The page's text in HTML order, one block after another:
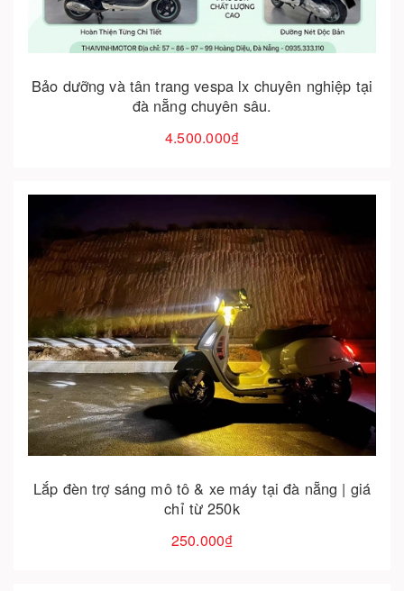
Bảo dưỡng và tân trang vespa lx chuyên nghiệp tại
đà nẵng chuyên sâu.
4.500.000₫
Lắp đèn trợ sáng mô tô & xe máy tại đà nẵng | giá
chỉ từ 250k
250.000₫
Cho vào giỏ hàng